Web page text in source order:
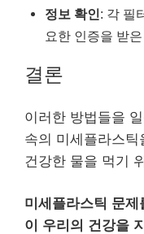
정보 확인: 각 필
요한 인증을 받
결론
이러한 방법들을
속의 미세플라스
건강한 물을 먹기
미세플라스틱 문
이 우리의 건강을